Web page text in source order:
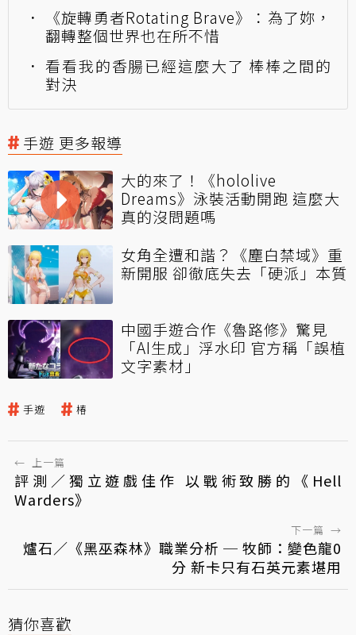
《旋轉勇者Rotating Brave》：為了妳，
翻轉整個世界也在所不惜
看看我的香腸已經這麼大了 棒棒之間的
對決
手遊 更多報導
大的來了！《hololive
Dreams》泳裝活動開跑 這麼大
真的沒問題嗎
女角全遭和諧？《塵白禁域》重
新開服 卻徹底失去「硬派」本質
中國手遊合作《魯路修》驚見
「AI生成」浮水印 官方稱「誤植
文字素材」
手遊 椿
← 上一篇
評測／獨立遊戲佳作 以戰術致勝的《Hell
Warders》
下一篇 →
爐石／《黑巫森林》職業分析 ─ 牧師：變色龍0
分 新卡只有石英元素堪用
猜你喜歡